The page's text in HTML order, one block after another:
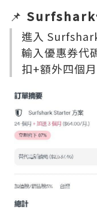
📌 Surfshark
進入
輸入優惠券代
扣+額外四個